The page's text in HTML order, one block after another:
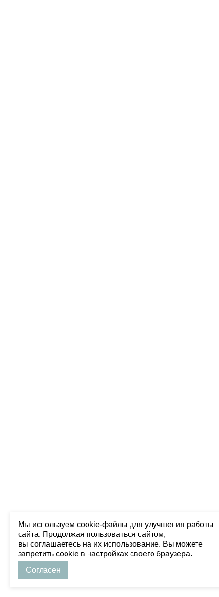
Мы используем cookie-файлы для улучшения работы
сайта. Продолжая пользоваться сайтом,
вы соглашаетесь на их использование. Вы можете
запретить cookie в настройках своего браузера.
Согласен